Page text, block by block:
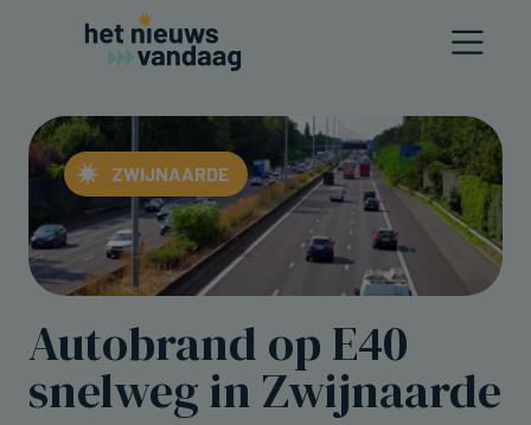
ZWIJNAARDE
Autobrand op E40
snelweg in Zwijnaarde